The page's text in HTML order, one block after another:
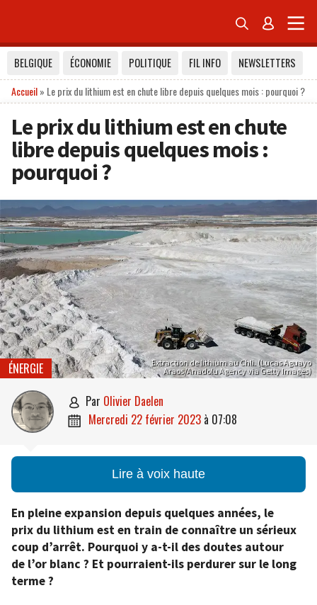
 
BELGIQUE ÉCONOMIE POLITIQUE FIL INFO
NEWSLETTERS
Accueil» Le prix du lithium est en chute libre depuis quelques mois : pourquoi ?
Le prix du lithium est en chute
libre depuis quelques mois :
pourquoi ?
Extraction de lithium au Chli. (Lucas Aguayo
Araos/Anadolu Agency via Getty Images)
ÉNERGIE
 par Olivier Daelen
 mercredi 22 février 2023 à 07:08
Lire à voix haute
En pleine expansion depuis quelques années, le
prix du lithium est en train de connaître un sérieux
coup d’arrêt. Pourquoi y a-t-il des doutes autour
de l’or blanc ? Et pourraient-ils perdurer sur le long
terme ?